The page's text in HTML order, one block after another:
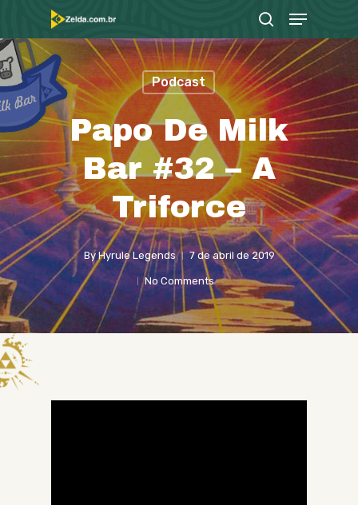
to
main
content
search
Menu
Podcast
Papo De Milk
Bar #32 – A
Triforce
By Hyrule Legends 7 de abril de 2019
No Comments
Close
Menu